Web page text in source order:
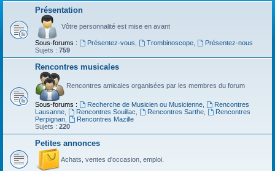
Présentation
Vôtre personnalité est mise en avant
Sous-forums : Présentez-vous Trombinoscope,
Présentez-nous
Sujets : 759
Rencontres musicales
Rencontres amicales organisées par les membres du forum
Sous-forums : Recherche de Musicien ou Musicienne,
Rencontres
Lausanne
Rencontres Souillac Rencontres Sarthe,
Rencontres
Perpignan
Rencontres Mazille
Sujets : 220
Petites annonces
Achats, ventes d'occasion, emploi.